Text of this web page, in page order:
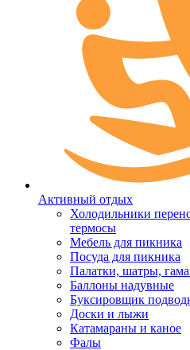
Активный отдых
Холодильники
термосы
Мебель для пикника
Посуда для пикника
Палатки, шатры,
Баллоны надувные
Буксировщик
Доски и лыжи
Катамараны и каное
Фалы